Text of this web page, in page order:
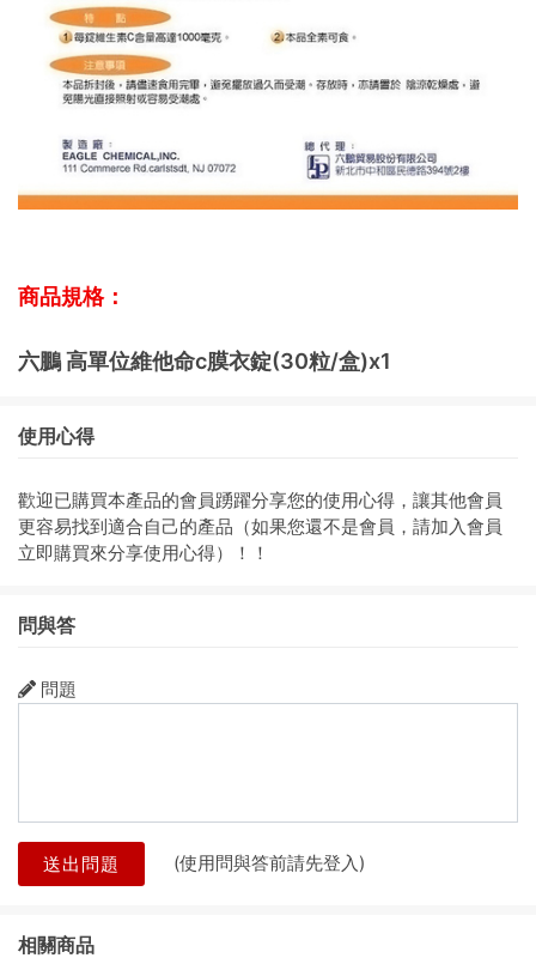
商品規格：
六鵬 高單位維他命c膜衣錠(30粒/盒)x1
使用心得
歡迎已購買本產品的會員踴躍分享您的使用心得，讓其他會員
更容易找到適合自己的產品（如果您還不是會員，請加入會員
立即購買來分享使用心得）！！
問與答
問題
送出問題 (使用問與答前請先登入)
相關商品